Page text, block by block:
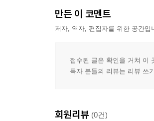
만든 이 코멘트
저자, 역자, 편집자를 위한 공간
접수된 글은 확인을 거쳐 이
독자 분들의 리뷰는 리뷰 쓰
회원리뷰 (0건)